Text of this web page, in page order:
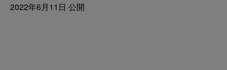
2022年6月11日 公開